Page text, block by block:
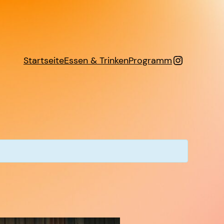
StartseiteEssen & TrinkenProgramm